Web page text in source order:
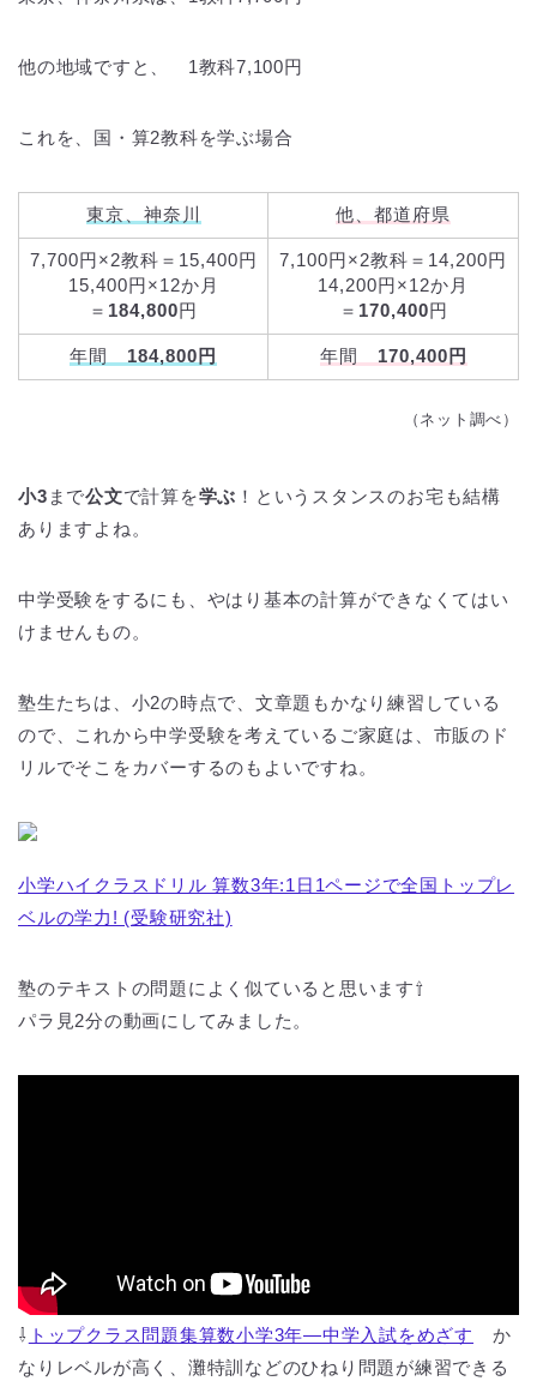
他の地域ですと、 1教科7,100円
これを、国・算2教科を学ぶ場合
東京、神奈川 他、都道府県
7,700円×2教科＝15,400円
15,400円×12か月
＝ 184,800円
7,100円×2教科＝14,200円
14,200円×12か月
＝ 170,400円
年間 184,800円 年間 170,400円
（ネット調べ）
小3 まで公文で計算を学ぶ ！というスタンスのお宅も結構
ありますよね。
中学受験をするにも、やはり基本の計算ができなくてはい
けませんもの。
塾生たちは、小2の時点で、文章題もかなり練習している
ので、これから中学受験を考えているご家庭は、市販のド
リルでそこをカバーするのもよいですね。
小学ハイクラスドリル 算数3年:1日1ページで全国トップレ
ベルの学力! (受験研究社)
塾のテキストの問題によく似ていると思います⇧
パラ見2分の動画にしてみました。
⇩ トップクラス問題集算数小学3年―中学入試をめざす
か
なりレベルが高く、灘特訓などのひねり問題が練習できる